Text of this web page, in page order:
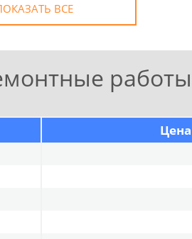
ВСЕ
работы